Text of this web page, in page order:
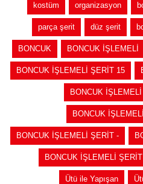
kostüm organizasyon
parça şerit düz şerit
BONCUK BONCUK İŞLEMELİ
BONCUK İŞLEMELİ ŞERİT 15
BONCUK
BONCUK
BONCUK İŞLEMELİ ŞERİT -
BONCUK İŞLEMELİ
Ütü ile Yapışan